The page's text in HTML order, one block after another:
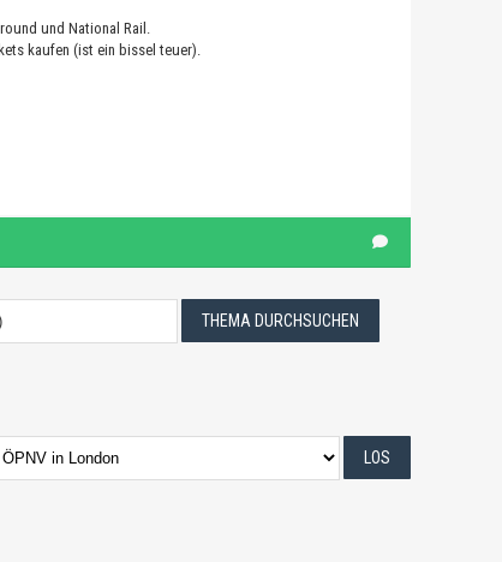
und National Rail.
kaufen (ist ein bissel teuer).